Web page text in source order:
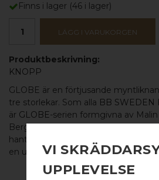
Finns i lager (46 i lager)
LÄGG I VARUKORGEN
Produktbeskrivning:
KNOPP
GLOBE är en förtjusande
tre storlekar. Som alla BB SWEDEN
är GLOBE-serien formgivna av
Berglund och tillverkade av äkta
hantverkare och håller därmed
en underbar knopp t.ex. till lådor och
VI
UPPLEVELSE